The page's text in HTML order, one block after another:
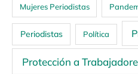
Mujeres Periodistas
Periodistas Política
Protección a